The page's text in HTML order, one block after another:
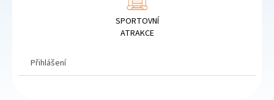
SPORTOVNÍ
ATRAKCE
Přihlášení